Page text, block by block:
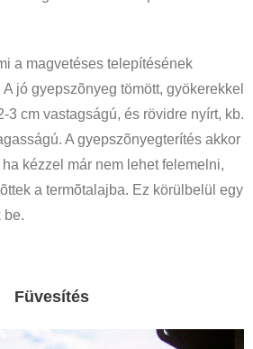
a magvetéses telepítésének
jó gyepszõnyeg tömött, gyökerekkel
3 cm vastagságú, és rövidre nyírt, kb.
A gyepszõnyegterítés akkor
kézzel már nem lehet felemelni,
a termõtalajba. Ez körülbelül egy
be.
Füvesítés